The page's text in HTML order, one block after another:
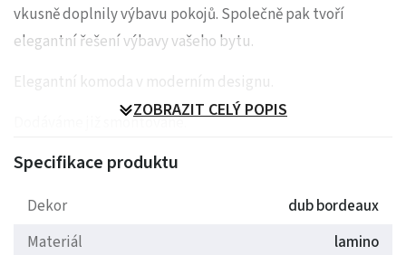
vkusně doplnily výbavu pokojů. Společně pak tvoří
elegantní řešení výbavy vašeho bytu.
Elegantní komoda v moderním designu.
Dodáváme již smontované.
Barva: Dub bordeux
ZOBRAZIT CELÝ POPIS
Specifikace produktu
Dekor
dub bordeaux
Materiál
lamino